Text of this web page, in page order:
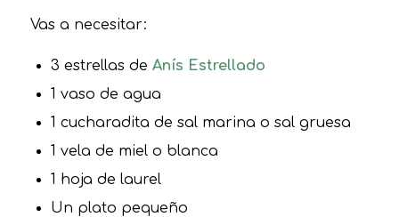
Vas a necesitar:
3 estrellas de Anís Estrellado
1 vaso de agua
1 cucharadita de sal marina o sal gruesa
1 vela de miel o blanca
1 hoja de laurel
Un plato pequeño